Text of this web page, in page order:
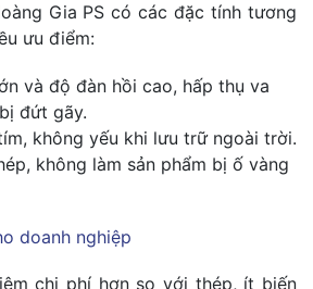
Gia PS có các đặc tính tương
ưu điểm:
và độ đàn hồi cao, hấp thụ va
đứt gãy.
không yếu khi lưu trữ ngoài trời.
không làm sản phẩm bị ố vàng
doanh nghiệp
chi phí hơn so với thép, ít biến